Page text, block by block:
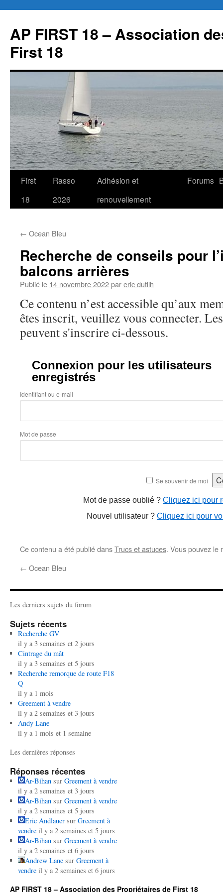
contenu
AP FIRST 18 – Association
First 18
First
18
Rasso
2026
Adhésion et
renouvellement
Forums
← Ocean Bleu
Recherche de conseils pour
balcons arrières
Publié le 14 novembre 2022pareric dutilh
Ce contenu n’est accessible qu’aux
êtes inscrit, veuillez vous connecter.
peuvent s'inscrire ci-dessous.
Connexion pour les utilisateurs
enregistrés
Identifiant ou e-mail
Mot de passe
Se souvenir de moi
Mot de passe oublié ? Cliquez ici pour
Nouvel utilisateur ? Cliquez ici pour
Ce contenu a été publié dansTrucs et astuces. Vous pouvez le
← Ocean Bleu
Les derniers sujets du forum
Sujets récents
Recherche GV
il y a 3 semaines et 2 jours
Cintrage du mât
il y a 3 semaines et 5 jours
Recherche remorque de route F18
Q
il y a 1 mois
Greement à vendre
il y a 2 semaines et 3 jours
Andy Lane
il y a 1 mois et 1 semaine
Les dernières réponses
Réponses récentes
Ar-Bihansur Greement à vendre
il y a 2 semaines et 3 jours
Ar-Bihansur Greement à vendre
il y a 2 semaines et 5 jours
Eric Andlauersur Greement à
vendre il y a 2 semaines et 5 jours
Ar-Bihansur Greement à vendre
il y a 2 semaines et 6 jours
Andrew Lanesur Greement à
vendre il y a 2 semaines et 6 jours
AP FIRST 18 – Association des Propriétaires de First 18